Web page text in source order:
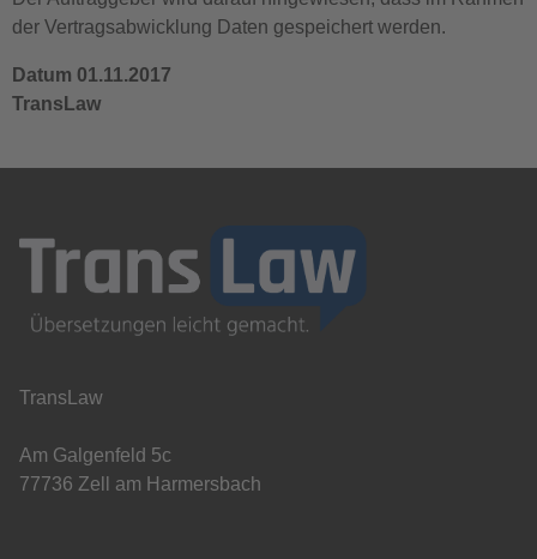
der Vertragsabwicklung Daten gespeichert werden.
Datum 01.11.2017
TransLaw
TransLaw
Am Galgenfeld 5c
77736 Zell am Harmersbach